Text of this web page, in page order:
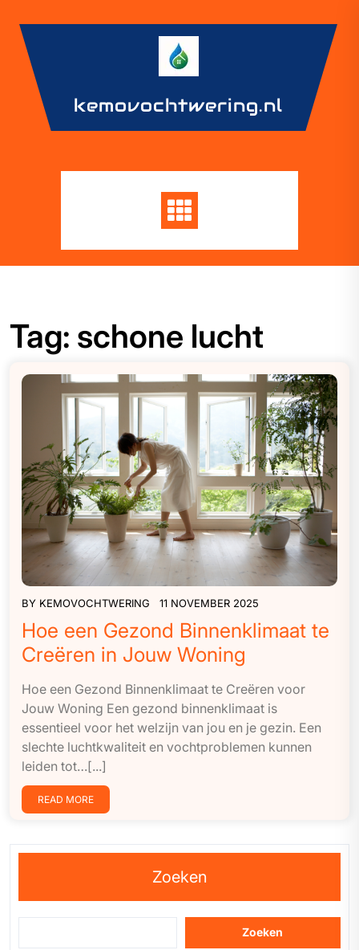
content
kemovochtwering.nl
Tag: schone lucht
BY KEMOVOCHTWERING 11 NOVEMBER 2025
Hoe een Gezond Binnenklimaat te
Creëren in Jouw Woning
Hoe een Gezond Binnenklimaat te Creëren voor
Jouw Woning Een gezond binnenklimaat is
essentieel voor het welzijn van jou en je gezin. Een
slechte luchtkwaliteit en vochtproblemen kunnen
leiden tot…[...]
READ MORE
Zoeken
Zoeken